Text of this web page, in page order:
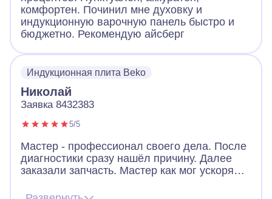
комфортен. Починил мне духовку и
индукционную варочную панель быстро и
бюджетно. Рекомендую айсберг
Индукционная плита Beko
Николай
Заявка 8432383
5/5
Мастер - профессионал своего дела. После
диагностики сразу нашёл причину. Далее
заказали запчасть. Мастер как мог ускорял
запчасть, поставили, все работает. Видно,